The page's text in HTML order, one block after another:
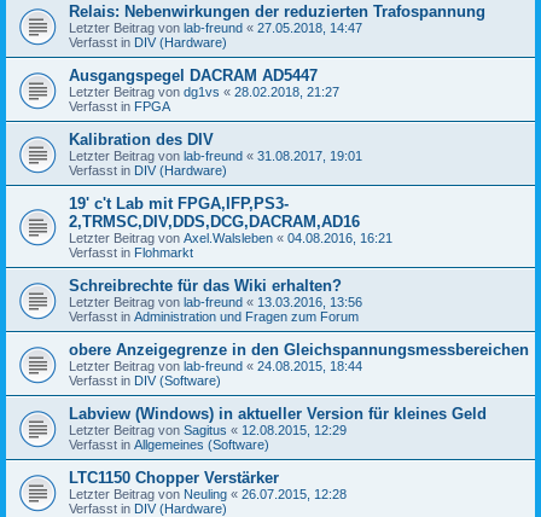
Relais: Nebenwirkungen der reduzierten Trafospannung
Letzter Beitrag von lab-freund « 27.05.2018, 14:47
Verfasst in DIV (Hardware)
Ausgangspegel DACRAM AD5447
Letzter Beitrag von dg1vs « 28.02.2018, 21:27
Verfasst in FPGA
Kalibration des DIV
Letzter Beitrag von lab-freund « 31.08.2017, 19:01
Verfasst in DIV (Hardware)
19' c't Lab mit FPGA,IFP,PS3-
2,TRMSC,DIV,DDS,DCG,DACRAM,AD16
Letzter Beitrag von Axel.Walsleben « 04.08.2016, 16:21
Verfasst in Flohmarkt
Schreibrechte für das Wiki erhalten?
Letzter Beitrag von lab-freund « 13.03.2016, 13:56
Verfasst in Administration und Fragen zum Forum
obere Anzeigegrenze in den Gleichspannungsmessbereichen
Letzter Beitrag von lab-freund « 24.08.2015, 18:44
Verfasst in DIV (Software)
Labview (Windows) in aktueller Version für kleines Geld
Letzter Beitrag von Sagitus « 12.08.2015, 12:29
Verfasst in Allgemeines (Software)
LTC1150 Chopper Verstärker
Letzter Beitrag von Neuling « 26.07.2015, 12:28
Verfasst in DIV (Hardware)